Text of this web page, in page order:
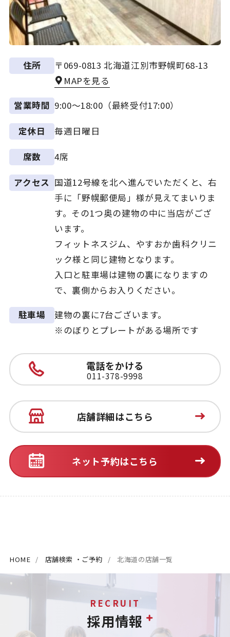
住所
〒069-0813 北海道江別市野幌町68-13
MAPを見る
営業時間 9:00～18:00（最終受付17:00）
定休日 毎週日曜日
席数 4席
アクセス 国道12号線を北へ進んでいただくと、右
手に「野幌郵便局」様が見えてまいりま
す。その1つ奥の建物の中に当店がござ
います。
フィットネスジム、やすおか歯科クリニ
ック様と同じ建物となります。
入口と駐車場は建物の裏になりますの
で、裏側からお入りください。
駐車場
建物の裏に7台ございます。
※のぼりとプレートがある場所です
電話をかける
011-378-9998
店舗詳細はこちら
ネット予約はこちら
HOME 店舗検索 ・ご予約 北海道の店舗一覧
RECRUIT
採用情報